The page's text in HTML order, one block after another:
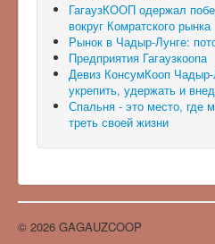
ГагаузКООП одержал
вокруг Комратского рынка
Рынок в Чадыр-Лунге:
Предприятия Гагаузкоопа
Девиз КонсумКооп Чадыр-
укрепить, удержать и
Спальня - это место,
треть своей жизни
© 2026 GAGAUZCOOP